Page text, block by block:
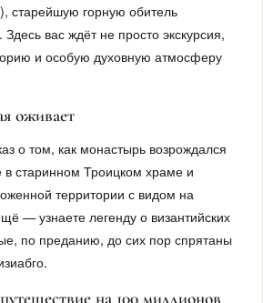
старейшую горную обитель
вас ждёт не просто экскурсия,
и особую духовную атмосферу
оживает
о том, как монастырь возрождался
в старинном Троицком храме и
территории с видом на
— узнаете легенду о византийских
по преданию, до сих пор спрятаны
на 100 миллионов